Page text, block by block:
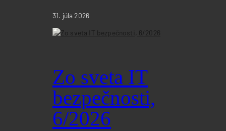
31. júla 2026
Zo sveta IT
bezpečnosti,
6/2026